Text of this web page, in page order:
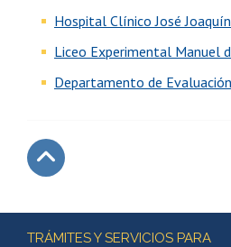
Hospital Clínico José
Liceo Experimental Manuel
Departamento de
Más información
TRÁMITES Y SERVICIOS PARA